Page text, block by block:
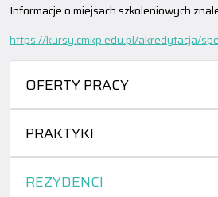
OFERTY PRACY
PRAKTYKI
REZYDENCI
Informacje o miejsach szkoleniowych
https://kursy.cmkp.edu.pl/akredytacja/